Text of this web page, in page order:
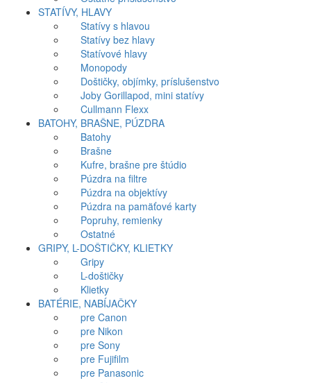
STATÍVY, HLAVY
Statívy s hlavou
Statívy bez hlavy
Statívové hlavy
Monopody
Doštičky, objímky, príslušenstvo
Joby Gorillapod, mini statívy
Cullmann Flexx
BATOHY, BRAŠNE, PÚZDRA
Batohy
Brašne
Kufre, brašne pre štúdio
Púzdra na filtre
Púzdra na objektívy
Púzdra na pamäťové karty
Popruhy, remienky
Ostatné
GRIPY, L-DOŠTIČKY, KLIETKY
Gripy
L-doštičky
Klietky
BATÉRIE, NABÍJAČKY
pre Canon
pre Nikon
pre Sony
pre Fujifilm
pre Panasonic